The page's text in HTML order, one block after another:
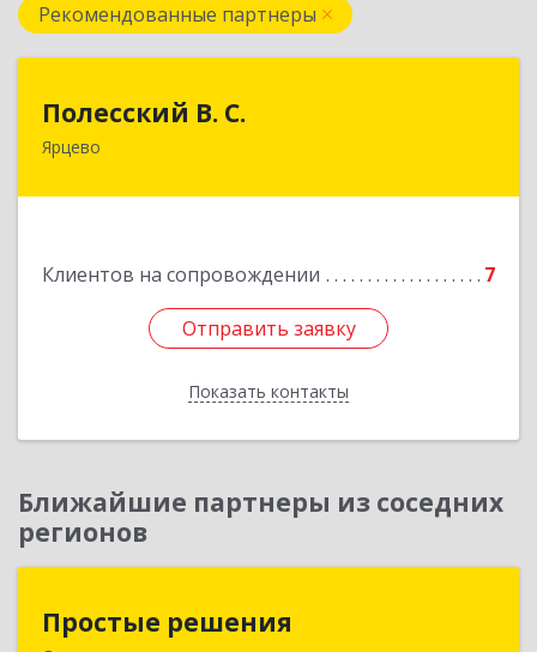
Рекомендованные партнеры
Полесский В. С.
Ярцево
Клиентов на сопровождении 7
Отправить заявку
Показать контакты
Отправить заявку
Назад
Ближайшие партнеры из соседних
регионов
Простые решения